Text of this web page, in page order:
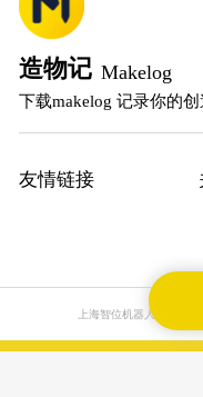
造物记 Makelog
下载makelog 记录你的
友情链接
上海智位机器人股份有限